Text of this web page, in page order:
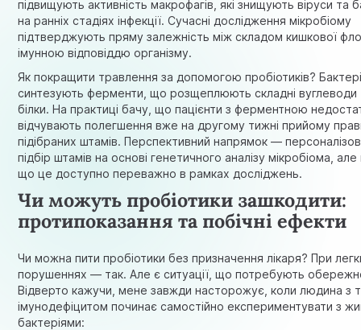
підвищують активність макрофагів, які знищують віруси та
на ранніх стадіях інфекції.Сучасні дослідження мікробіому
підтверджують пряму залежність між складом кишкової
імунною відповіддю організму.
Як покращити травлення за допомогою пробіотиків?
синтезують ферменти, що розщеплюють складні вуглеводи
білки. На практиці бачу, що пацієнти з ферментною
відчувають полегшення вже на другому тижні прийому
підібраних штамів. Перспективний напрямок —
підбір штамів на основі генетичного аналізу мікробіома,
що це доступно переважно в рамках досліджень.
Чи можуть пробіотики зашкодити:
протипоказання та побічні ефекти
Чи можна пити пробіотики без призначення лікаря? При
порушеннях — так. Але є ситуації, що потребують
Відверто кажучи, мене завжди насторожує, коли людина з
імунодефіцитом починає самостійно експериментувати з
бактеріями: